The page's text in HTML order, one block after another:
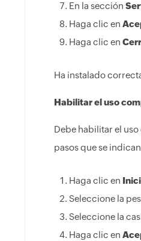
En la sección
Haga clic en
Haga clic en
Ha instalado
Habilitar el uso
Debe habilitar el
pasos que se
Haga clic en
Seleccione la
Seleccione la
Haga clic en